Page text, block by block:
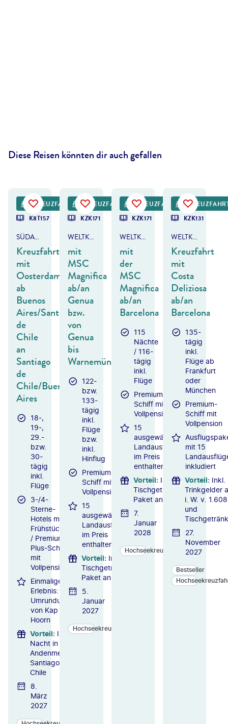
Diese Reisen könnten dir auch gefallen
DEALKREUZFAHRT
K8T157
SÜDAMERIKA
Kreuzfahrt
mit
Oosterdam
ab
Buenos
Aires/Santiago
de
Chile
an
Santiago
de
Chile/Buenos
Aires
18-,
19-,
29.-
bzw.
30-
tägig
inkl.
Flüge
3-/4-
Sterne-
Hotels mit
Frühstück
/ Premium-
Plus-Schiff
mit
Vollpension
Einmaliges
Erlebnis:
Umrundung
von Kap
Hoorn
Vorteil: Inkl. 1
Nacht in der
Andenmetropole
Santiago de
Chile
8.
März
2027
DEALKREUZFAHRT
KZK171
WELTKREUZFAHRT
mit
MSC
Magnifica
ab/an
Genua
bzw.
von
Genua
bis
Warnemünde
122-
bzw.
133-
tägig
inkl.
Flüge
bzw.
inkl.
Hinflug
Premium-
Schiff mit
Vollpension
15
ausgewählte
Landausflüge
im Preis
enthalten
Vorteil: Inkl.
Tischgetränke-
Paket an Bord
5.
Januar
2027
Hochseekreuzfahrten
KREUZFAHRT
KZK171
WELTKREUZFAHRT
mit
der
MSC
Magnifica
ab/an
Barcelona
115
Nächte
/ 116-
tägig
inkl.
Flüge
Premium-
Schiff mit
Vollpension
15
ausgewählte
Landausflüge
im Preis
enthalten
Vorteil: Inkl.
Tischgetränke-
Paket an Bord
7.
Januar
2028
Hochseekreuzfahrten
KZK131
WELTKREUZFAHRT
Kreuzfahrt
mit
Costa
Deliziosa
ab/an
Barcelona
135-
tägig
inkl.
Flüge ab
Frankfurt
oder
München
Premium-
Schiff mit
Vollpension
mit 15
inkludiert
Vorteil: Inkl.
Trinkgelder
i. W. v.
und
27.
November
2027
Bestseller